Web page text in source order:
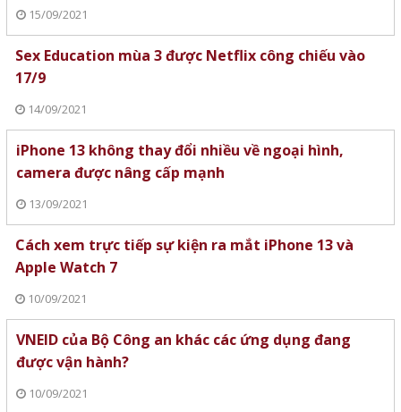
15/09/2021
Sex Education mùa 3 được Netflix công chiếu vào
17/9
14/09/2021
iPhone 13 không thay đổi nhiều về ngoại hình,
camera được nâng cấp mạnh
13/09/2021
Cách xem trực tiếp sự kiện ra mắt iPhone 13 và
Apple Watch 7
10/09/2021
VNEID của Bộ Công an khác các ứng dụng đang
được vận hành?
10/09/2021